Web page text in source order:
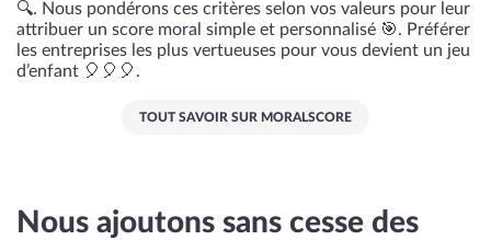
🔍. Nous pondérons ces critères selon vos valeurs pour leur
attribuer un score moral simple et personnalisé 🎯. Préférer
les entreprises les plus vertueuses pour vous devient un jeu
d’enfant 🎈🎈🎈.
TOUT SAVOIR SUR MORALSCORE
Nous ajoutons sans cesse des